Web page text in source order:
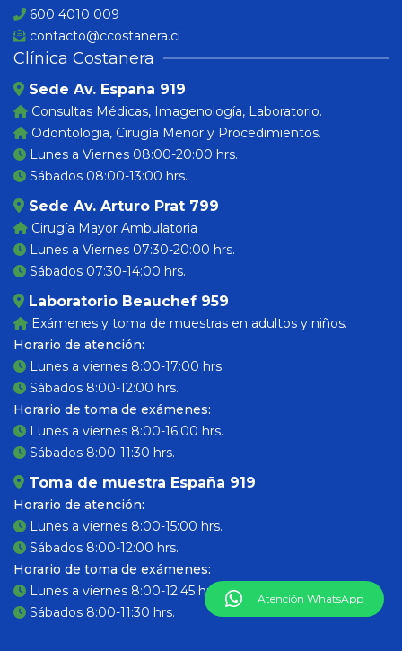
Atención WhatsApp
600 4010 009
contacto@ccostanera.cl
Clínica Costanera
Sede Av. España 919
Consultas Médicas, Imagenología, Laboratorio.
Odontologia, Cirugía Menor y Procedimientos.
Lunes a Viernes 08:00-20:00 hrs.
Sábados 08:00-13:00 hrs.
Sede Av. Arturo Prat 799
Cirugía Mayor Ambulatoria
Lunes a Viernes 07:30-20:00 hrs.
Sábados 07:30-14:00 hrs.
Laboratorio Beauchef 959
Exámenes y toma de muestras en adultos y niños.
Horario de atención:
Lunes a viernes 8:00-17:00 hrs.
Sábados 8:00-12:00 hrs.
Horario de toma de exámenes:
Lunes a viernes 8:00-16:00 hrs.
Sábados 8:00-11:30 hrs.
Toma de muestra España 919
Horario de atención:
Lunes a viernes 8:00-15:00 hrs.
Sábados 8:00-12:00 hrs.
Horario de toma de exámenes:
Lunes a viernes 8:00-12:45 hrs.
Sábados 8:00-11:30 hrs.